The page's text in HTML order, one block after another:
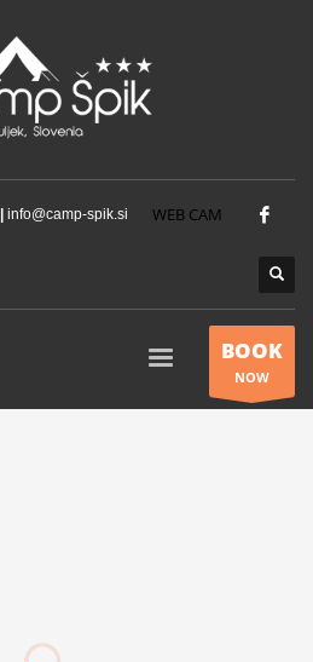
info@camp-spik.si WEB CAM
BOOK
NOW